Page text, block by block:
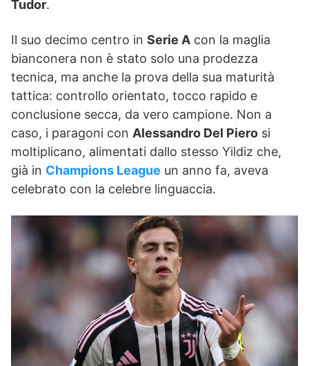
Tudor.
Il suo decimo centro in Serie A con la maglia
bianconera non è stato solo una prodezza
tecnica, ma anche la prova della sua maturità
tattica: controllo orientato, tocco rapido e
conclusione secca, da vero campione. Non a
caso, i paragoni con Alessandro Del Piero si
moltiplicano, alimentati dallo stesso Yildiz che,
già in Champions League un anno fa, aveva
celebrato con la celebre linguaccia.